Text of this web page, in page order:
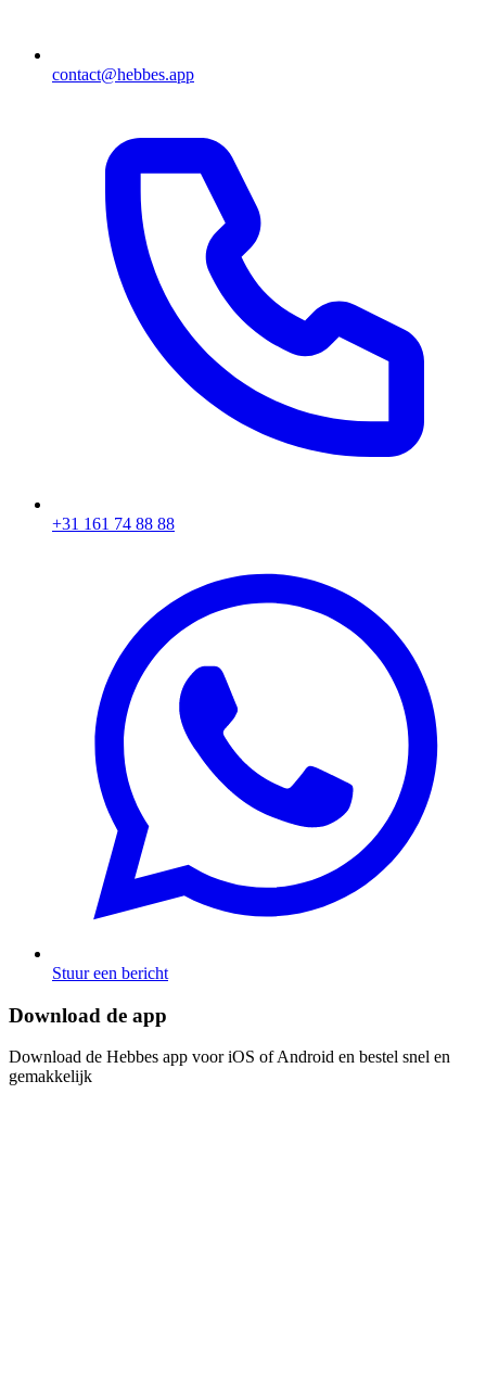
contact@hebbes.app
+31 161 74 88 88‬​​​​‌ ‍ ​‍​‍‌‍ ‌ ​‍‌‍‍‌‌‍‌ ‌‍‍‌‌‍ ‍​‍​‍​ ‍‍​‍​‍‌ ​ ‌‍​‌‌‍ ‍‌‍‍‌‌ ‌​‌ ‍‌​‍ ‍‌‍‍‌‌‍ ​‍​‍​‍ ​​‍​‍‌‍‍​‌ ​‍‌‍‌‌‌‍‌‍​‍​‍​ ‍‍​‍​‍‌‍‍​‌ ‌​‌ ‌​‌ ​​​ ‍‍​‍ ​‍ ‌‍ ​‌‍ ‌‍​ ‌‍​‌‌‍ ​‌‍‍​‌‍ ‌ ​ ‌ ‌​​ ‍‍​ ​ ​ ​ ​ ​ ​ ​ ​‍ ‌‍‍‌‌‍ ‍‌ ‌​‌‍‌‌‌‍ ‍‌ ‌​​‍ ‌‍‌‌‌‍‌​‌‍‍‌‌ ‌​​‍ ‌‍ ‌‌‍ ‌‍‌​‌‍‌‌​ ‌‌ ​​‌ ​‍‌‍‌‌‌ ​ ‌‍‌‌‌‍ ‍‌ ‌​‌‍​‌‌ ‌​‌‍‍‌‌‍ ‌‍ ‍​ ‍ ‌‍‍‌‌‍‌​​ ‌‌‍‌ ‌‍ ​‌‍ ‌‍​‍‌‍​‌‌‍ ​​ ‍ ‌ ‌​‌ ‍‌‌ ​​‌‍‌‌​ ‌‌‍‌ ‌‍ ​‌‍ ‌‍​‍‌‍​‌‌‍ ​​ ‍ ‌ ​​‌‍​‌‌ ‌​‌‍‍​​ ‌‌‍​ ‌‍ ‌‍ ‍‌ ‌​‌‍​‌‌‍​ ‌ ‌​​‍ ‍‌ ​​‌‍‍​‌‍ ‌‍ ‍‌‍‌‌​ ‌‍​‍‌‍​‌‌ ​ ‌‍‌‌‌‌‌‌‌ ​‍‌‍ ​​ ‌‌‍‍​‌ ‌​‌ ‌​‌ ​​​‍‌‌​ ​ ‌​​‌​‍‌‌​ ​‍‌​‌‍​‍‌‌​ ​‍‌​‌‍‌‍ ​‌‍ ‌‍​ ‌‍​‌‌‍ ​‌‍‍​‌‍ ‌ ​ ‌ ‌​​‍‌‌​ ​ ‌​​‌​ ​ ​ ​ ​ ​ ​ ​ ​‍‌‍‌‍‍‌‌‍‌​​ ‌‌‍‌ ‌‍ ​‌‍ ‌‍​‍‌‍​‌‌‍ ​​‍‌‍‌ ‌​‌ ‍‌‌ ​​‌‍‌‌​ ‌‌‍‌ ‌‍ ​‌‍ ‌‍​‍‌‍​‌‌‍ ​​‍‌‍‌ ​​‌‍​‌‌ ‌​‌‍‍​​ ‌‌‍​ ‌‍ ‌‍ ‍‌ ‌​‌‍​‌‌‍​ ‌ ‌​​‍ ‍‌ ​​‌‍‍​‌‍ ‌‍ ‍‌‍‌‌​‍‌‍‌ ​​‌‍‌‌‌ ​‍‌ ​ ‌ ​​‌‍‌‌‌‍​ ‌ ‌​‌‍‍‌‌ ‌‍‌‍‌‌​ ‌‌ ​​‌ ‌‌‌‍​‍‌‍ ​‌‍‍‌‌ ​ ‌‍‍​‌‍‌‌‌‍‌​​‍​‍‌ ‌
Stuur een bericht
Download de app​​​​‌ ‍ ​‍​‍‌‍ ‌ ​‍‌‍‍‌‌‍‌ ‌‍‍‌‌‍ ‍​‍​‍​ ‍‍​‍​‍‌ ​ ‌‍​‌‌‍ ‍‌‍‍‌‌ ‌​‌ ‍‌​‍ ‍‌‍‍‌‌‍ ​‍​‍​‍ ​​‍​‍‌‍‍​‌ ​‍‌‍‌‌‌‍‌‍​‍​‍​ ‍‍​‍​‍‌‍‍​‌ ‌​‌ ‌​‌ ​​​ ‍‍​‍ ​‍ ‌‍ ​‌‍ ‌‍​ ‌‍​‌‌‍ ​‌‍‍​‌‍ ‌ ​ ‌ ‌​​ ‍‍​ ​ ​ ​ ​ ​ ​ ​ ​‍ ‌‍‍‌‌‍ ‍‌ ‌​‌‍‌‌‌‍ ‍‌ ‌​​‍ ‌‍‌‌‌‍‌​‌‍‍‌‌ ‌​​‍ ‌‍ ‌‌‍ ‌‍‌​‌‍‌‌​ ‌‌ ​​‌ ​‍‌‍‌‌‌ ​ ‌‍‌‌‌‍ ‍‌ ‌​‌‍​‌‌ ‌​‌‍‍‌‌‍ ‌‍ ‍​ ‍ ‌‍‍‌‌‍‌​​ ‌‌‍‌ ‌‍ ​‌‍ ‌‍​‍‌‍​‌‌‍ ​​ ‍ ‌ ‌​‌ ‍‌‌ ​​‌‍‌‌​ ‌‌‍‌ ‌‍ ​‌‍ ‌‍​‍‌‍​‌‌‍ ​​ ‍ ‌ ​​‌‍​‌‌ ‌​‌‍‍​​ ‌‌‍‌‍‌‍ ‌‍ ‌ ‌​‌‍‌‌‌ ​‍​‍ ‍‌‍​‌‌ ​​‌ ​​‌​‌​‌‍ ‌ ‌ ‌‍ ‍‌‍ ​‌‍ ‌‍​‌‌‍‌​​‍ ‍‌ ‌​‌‍‍‌‌ ‌​‌‍ ​‌‍‌‌​ ‌‍​‍‌‍​‌‌ ​ ‌‍‌‌‌‌‌‌‌ ​‍‌‍ ​​ ‌‌‍‍​‌ ‌​‌ ‌​‌ ​​​‍‌‌​ ​ ‌​​‌​‍‌‌​ ​‍‌​‌‍​‍‌‌​ ​‍‌​‌‍‌‍ ​‌‍ ‌‍​ ‌‍​‌‌‍ ​‌‍‍​‌‍ ‌ ​ ‌ ‌​​‍‌‌​ ​ ‌​​‌​ ​ ​ ​ ​ ​ ​ ​ ​‍‌‍‌‍‍‌‌‍‌​​ ‌‌‍‌ ‌‍ ​‌‍ ‌‍​‍‌‍​‌‌‍ ​​‍‌‍‌ ‌​‌ ‍‌‌ ​​‌‍‌‌​ ‌‌‍‌ ‌‍ ​‌‍ ‌‍​‍‌‍​‌‌‍ ​​‍‌‍‌ ​​‌‍​‌‌ ‌​‌‍‍​​ ‌‌‍‌‍‌‍ ‌‍ ‌ ‌​‌‍‌‌‌ ​‍​‍ ‍‌‍​‌‌ ​​‌ ​​‌​‌​‌‍ ‌ ‌ ‌‍ ‍‌‍ ​‌‍ ‌‍​‌‌‍‌​​‍ ‍‌ ‌​‌‍‍‌‌ ‌​‌‍ ​‌‍‌‌​‍‌‍‌ ​​‌‍‌‌‌ ​‍‌ ​ ‌ ​​‌‍‌‌‌‍​ ‌ ‌​‌‍‍‌‌ ‌‍‌‍‌‌​ ‌‌ ​​‌ ‌‌‌‍​‍‌‍ ​‌‍‍‌‌ ​ ‌‍‍​‌‍‌‌‌‍‌​​‍​‍‌ ‌
Download de Hebbes app voor iOS of Android en bestel snel en
gemakkelijk​​​​‌ ‍ ​‍​‍‌‍ ‌ ​‍‌‍‍‌‌‍‌ ‌‍‍‌‌‍ ‍​‍​‍​ ‍‍​‍​‍‌ ​ ‌‍​‌‌‍ ‍‌‍‍‌‌ ‌​‌ ‍‌​‍ ‍‌‍‍‌‌‍ ​‍​‍​‍ ​​‍​‍‌‍‍​‌ ​‍‌‍‌‌‌‍‌‍​‍​‍​ ‍‍​‍​‍‌‍‍​‌ ‌​‌ ‌​‌ ​​​ ‍‍​‍ ​‍ ‌‍ ​‌‍ ‌‍​ ‌‍​‌‌‍ ​‌‍‍​‌‍ ‌ ​ ‌ ‌​​ ‍‍​ ​ ​ ​ ​ ​ ​ ​ ​‍ ‌‍‍‌‌‍ ‍‌ ‌​‌‍‌‌‌‍ ‍‌ ‌​​‍ ‌‍‌‌‌‍‌​‌‍‍‌‌ ‌​​‍ ‌‍ ‌‌‍ ‌‍‌​‌‍‌‌​ ‌‌ ​​‌ ​‍‌‍‌‌‌ ​ ‌‍‌‌‌‍ ‍‌ ‌​‌‍​‌‌ ‌​‌‍‍‌‌‍ ‌‍ ‍​ ‍ ‌‍‍‌‌‍‌​​ ‌‌‍‌ ‌‍ ​‌‍ ‌‍​‍‌‍​‌‌‍ ​​ ‍ ‌ ‌​‌ ‍‌‌ ​​‌‍‌‌​ ‌‌‍‌ ‌‍ ​‌‍ ‌‍​‍‌‍​‌‌‍ ​​ ‍ ‌ ​​‌‍​‌‌ ‌​‌‍‍​​ ‌‌‍‌‍‌‍ ‌‍ ‌ ‌​‌‍‌‌‌ ​‍​‍ ‍‌‍​‌‌ ​​‌ ​​‌​‌​‌‍ ‌ ‌ ‌‍ ‍‌‍ ​‌‍ ‌‍​‌‌‍‌​​‍ ‍‌‍‌​‌‍‌‌‌ ​ ‌‍​ ‌ ​‍‌‍‍‌‌ ​​‌ ‌​‌‍‍‌‌‍ ‌‍ ‍​ ‌‍​‍‌‍​‌‌ ​ ‌‍‌‌‌‌‌‌‌ ​‍‌‍ ​​ ‌‌‍‍​‌ ‌​‌ ‌​‌ ​​​‍‌‌​ ​ ‌​​‌​‍‌‌​ ​‍‌​‌‍​‍‌‌​ ​‍‌​‌‍‌‍ ​‌‍ ‌‍​ ‌‍​‌‌‍ ​‌‍‍​‌‍ ‌ ​ ‌ ‌​​‍‌‌​ ​ ‌​​‌​ ​ ​ ​ ​ ​ ​ ​ ​‍‌‍‌‍‍‌‌‍‌​​ ‌‌‍‌ ‌‍ ​‌‍ ‌‍​‍‌‍​‌‌‍ ​​‍‌‍‌ ‌​‌ ‍‌‌ ​​‌‍‌‌​ ‌‌‍‌ ‌‍ ​‌‍ ‌‍​‍‌‍​‌‌‍ ​​‍‌‍‌ ​​‌‍​‌‌ ‌​‌‍‍​​ ‌‌‍‌‍‌‍ ‌‍ ‌ ‌​‌‍‌‌‌ ​‍​‍ ‍‌‍​‌‌ ​​‌ ​​‌​‌​‌‍ ‌ ‌ ‌‍ ‍‌‍ ​‌‍ ‌‍​‌‌‍‌​​‍ ‍‌‍‌​‌‍‌‌‌ ​ ‌‍​ ‌ ​‍‌‍‍‌‌ ​​‌ ‌​‌‍‍‌‌‍ ‌‍ ‍​‍‌‍‌ ​​‌‍‌‌‌ ​‍‌ ​ ‌ ​​‌‍‌‌‌‍​ ‌ ‌​‌‍‍‌‌ ‌‍‌‍‌‌​ ‌‌ ​​‌ ‌‌‌‍​‍‌‍ ​‌‍‍‌‌ ​ ‌‍‍​‌‍‌‌‌‍‌​​‍​‍‌ ‌